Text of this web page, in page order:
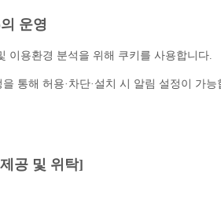
운영
이용환경 분석을 위해 쿠키를 사용합니다.
통해 허용·차단·설치 시 알림 설정이 가능
공 및 위탁]